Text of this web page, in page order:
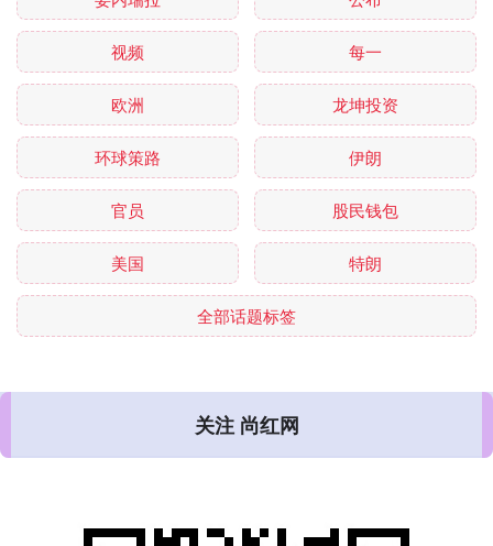
视频 每一
欧洲 龙坤投资
环球策路 伊朗
官员 股民钱包
美国 特朗
全部话题标签
关注 尚红网